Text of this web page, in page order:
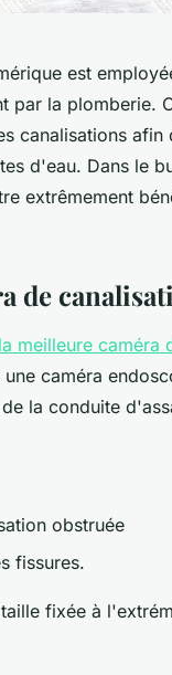
est
par la plomberie.
canalisations
d'eau. Dans le
extrêmement
de
la meilleure caméra
caméra
la conduite
obstruée
fissures.
fixée à